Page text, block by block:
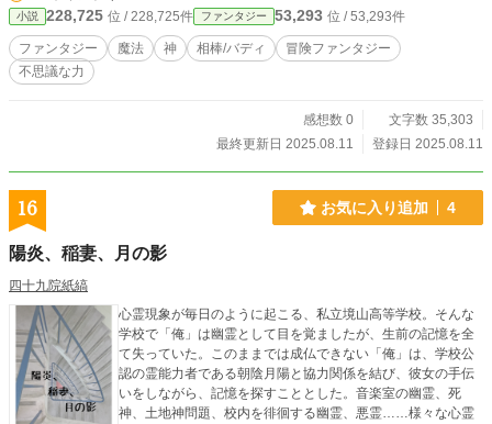
小説 228,725 位 / 228,725件 ファンタジー 53,293 位 / 53,293件
ファンタジー 魔法 神 相棒/バディ
冒険ファンタジー
不思議な力
感想数 0
文字数 35,303
最終更新日 2025.08.11
登録日 2025.08.11
16 お気に入り追加 4
陽炎、稲妻、月の影
四十九院紙縞
心霊現象が毎日のように起こる、私立境山高等学校。そんな
学校で「俺」は幽霊として目を覚ましたが、生前の記憶を全
て失っていた。このままでは成仏できない「俺」は、学校公
認の霊能力者である朝陰月陽と協力関係を結び、彼女の手伝
いをしながら、記憶を探すこととした。音楽室の幽霊、死
神、土地神問題、校内を徘徊する幽霊、悪霊……様々な心霊